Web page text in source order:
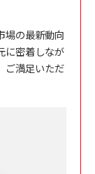
場の最新動向
に密着しなが
ご満足いただ